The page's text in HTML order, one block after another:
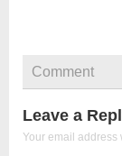
Comment
Leave a
Your email address